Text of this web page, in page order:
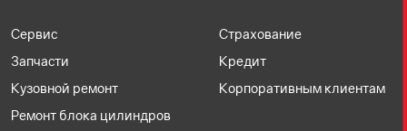
Сервис
Запчасти
Кузовной ремонт
Ремонт блока цилиндров
Страхование
Кредит
Корпоративным клиентам